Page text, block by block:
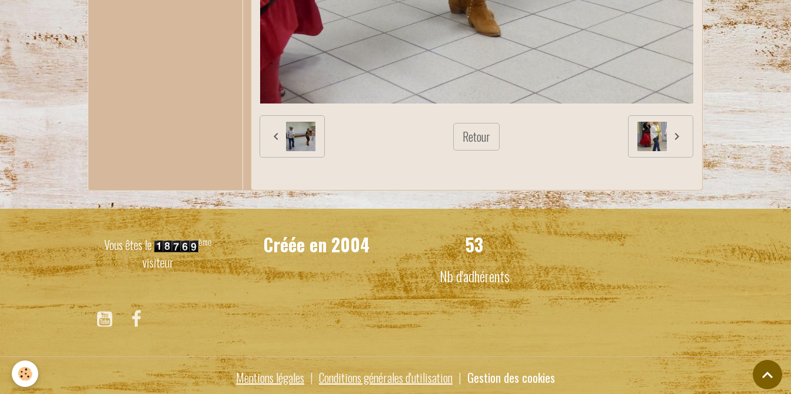
Retour
Vous êtes le ème
visiteur
Créée en 2004 53
Nb d'adhérents
Mentions légales Conditions générales d'utilisation Gestion des cookies